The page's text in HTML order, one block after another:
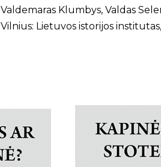
Valdemaras Klumbys, Valdas
Vilnius: Lietuvos istorijos